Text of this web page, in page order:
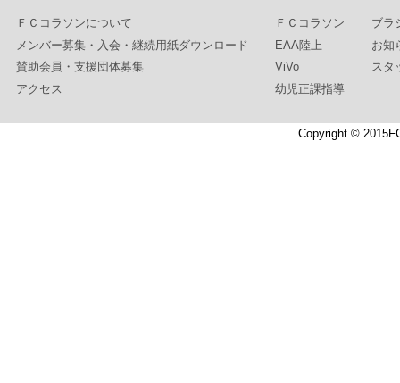
ＦＣコラソンについて
メンバー募集・入会・継続用紙ダウンロード
賛助会員・支援団体募集
アクセス
ＦＣコラソン
EAA陸上
ViVo
幼児正課指導
ブラ
お知
スタ
Copyright ©